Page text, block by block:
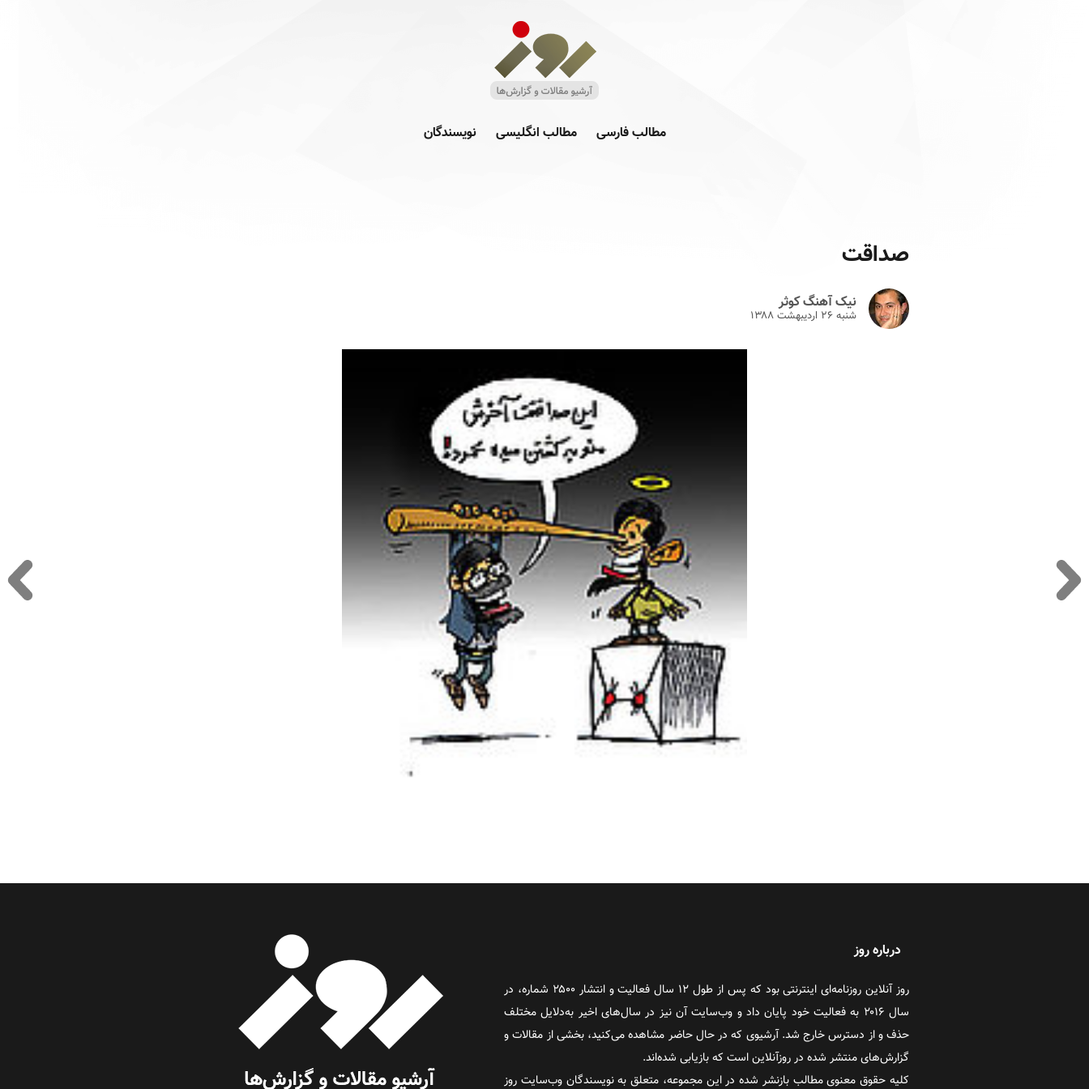
مطالب فارسی مطالب انگلیسی نویسندگان
صداقت
نیک آهنگ کوثر
شنبه ۲۶ ارديبهشت ۱۳۸۸
درباره روز
روز آنلاین روزنامه‌ای اینترنتی بود که پس از طول ۱۲ سال فعالیت و انتشار ۲۵۰۰ شماره، در
سال ۲۰۱۶ به فعالیت خود پایان داد و وب‌سایت آن نیز در سال‌های اخیر به‌دلایل مختلف
حذف و از دسترس خارج شد. آرشیوی که در حال حاضر مشاهده می‌کنید، بخشی از مقالات و
گزارش‌های منتشر شده در روزآنلاین است که بازیابی شده‌اند.
کلیه حقوق معنوی مطالب بازنشر شده در این مجموعه، متعلق به نویسندگان وب‌سایت روز